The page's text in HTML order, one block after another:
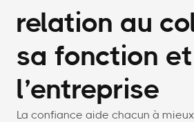
relation au
sa fonction
l’entreprise
La confiance aide chacun à